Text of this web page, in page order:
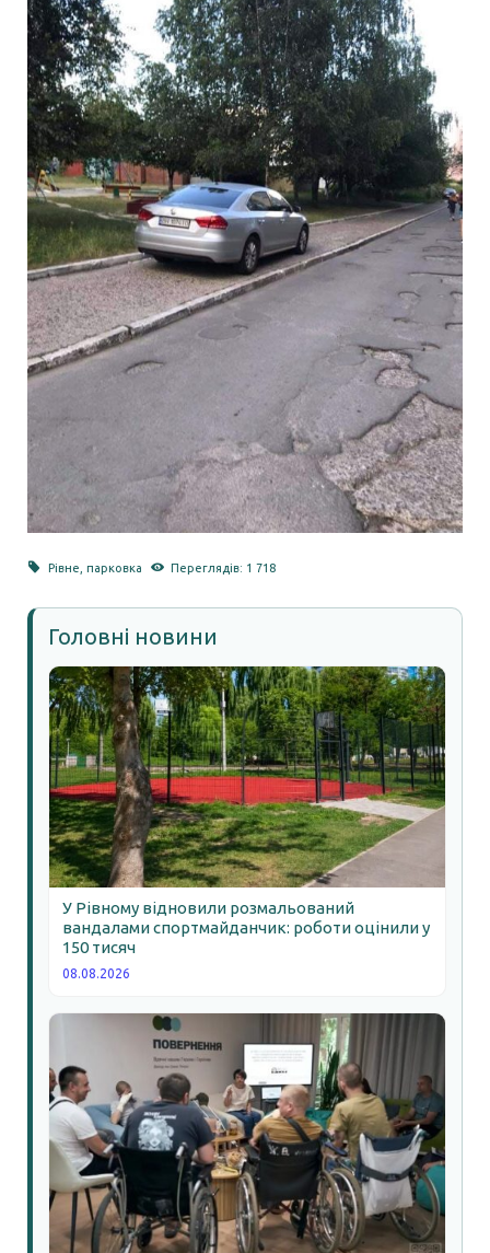
Рівне ,парковка Переглядів: 1 718
Головні новини
У Рівному відновили розмальований
вандалами спортмайданчик: роботи оцінили у
150 тисяч
08.08.2026